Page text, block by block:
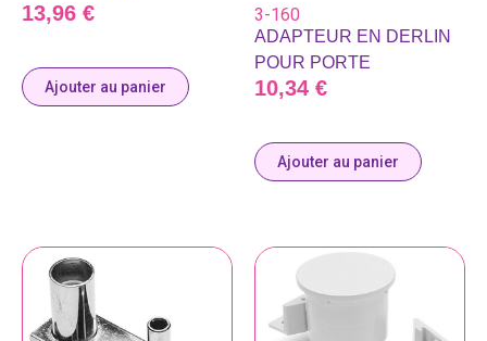
13,96 €
Ajouter au panier
3-160
ADAPTEUR EN DERLIN
POUR PORTE
10,34 €
Ajouter au panier